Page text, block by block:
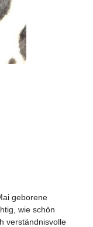
geborene
wie schön
verständnisvolle